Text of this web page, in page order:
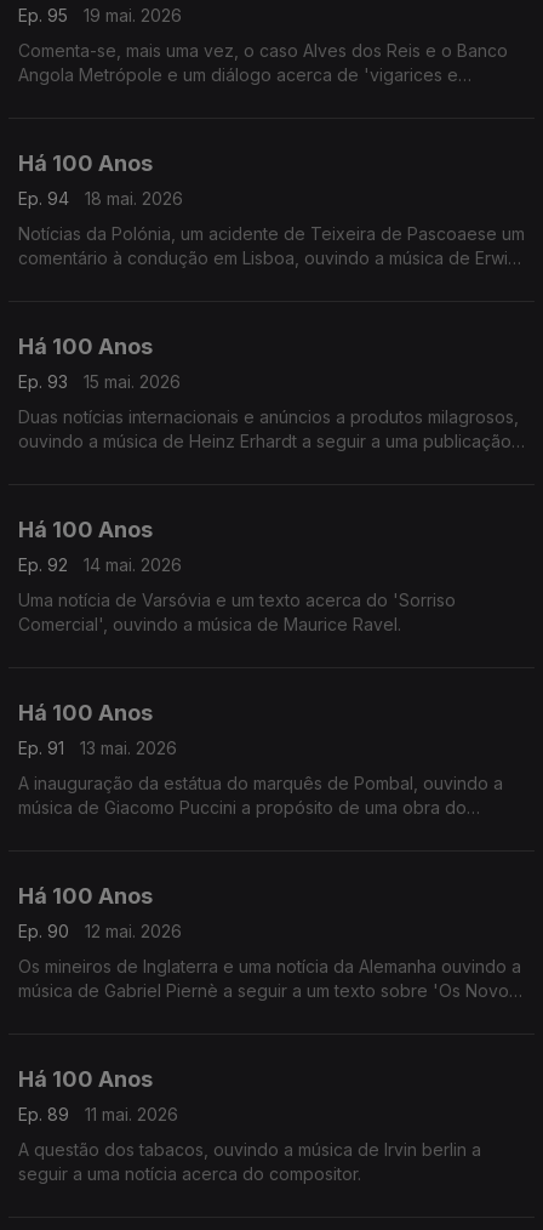
Ep. 95
19 mai. 2026
Comenta-se, mais uma vez, o caso Alves dos Reis e o Banco
Angola Metrópole e um diálogo acerca de 'vigarices e
Há 100 Anos
Ep. 94
18 mai. 2026
Notícias da Polónia, um acidente de Teixeira de Pascoaese um
comentário à condução em Lisboa, ouvindo a música de Erwin
Há 100 Anos
Ep. 93
15 mai. 2026
Duas notícias internacionais e anúncios a produtos milagrosos,
ouvindo a música de Heinz Erhardt a seguir a uma publicação
Há 100 Anos
Ep. 92
14 mai. 2026
Uma notícia de Varsóvia e um texto acerca do 'Sorriso
Comercial', ouvindo a música de Maurice Ravel.
Há 100 Anos
Ep. 91
13 mai. 2026
A inauguração da estátua do marquês de Pombal, ouvindo a
música de Giacomo Puccini a propósito de uma obra do
Há 100 Anos
Ep. 90
12 mai. 2026
Os mineiros de Inglaterra e uma notícia da Alemanha ouvindo a
música de Gabriel Piernè a seguir a um texto sobre 'Os Novos
Há 100 Anos
Ep. 89
11 mai. 2026
A questão dos tabacos, ouvindo a música de Irvin berlin a
seguir a uma notícia acerca do compositor.